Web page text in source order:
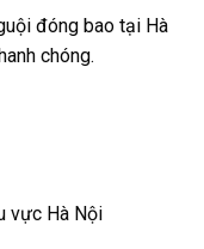
đóng bao tại Hà
chóng.
vực Hà Nội